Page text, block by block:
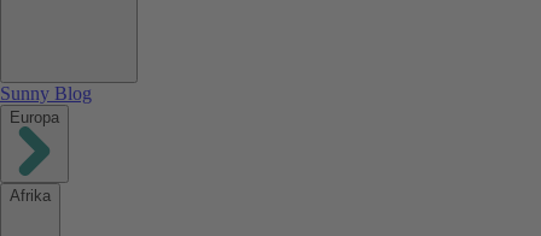
Sunny Blog
Europa
Afrika